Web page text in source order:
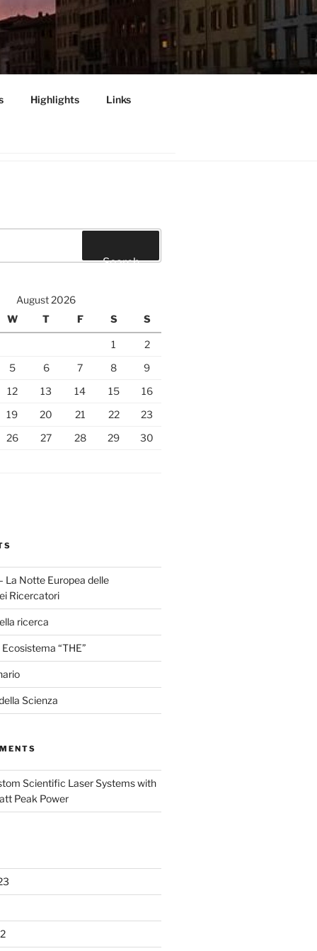
PISA
Highlights Links
Search
August 2026
W T F S S
1
2
5 6 7 8
9
12 13 14 15
16
19 20 21 22
23
26 27 28 29
30
La Notte Europea delle
Ricercatori
ricerca
“THE”
Scienza
Scientific Laser Systems with
Peak Power